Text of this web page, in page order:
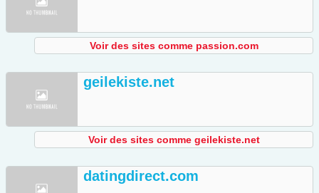
Voir des sites comme passion.com
geilekiste.net
Voir des sites comme geilekiste.net
datingdirect.com